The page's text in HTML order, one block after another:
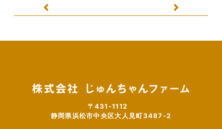
〒431-1112
静岡県浜松市中央区大人見町3487-2